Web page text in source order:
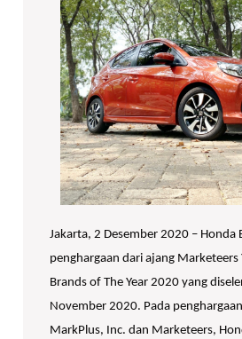
Jakarta, 2 Desember 2020 – Honda
penghargaan dari ajang Marketeers
Brands of The Year 2020 yang
November 2020. Pada
MarkPlus, Inc. dan Marketeers,